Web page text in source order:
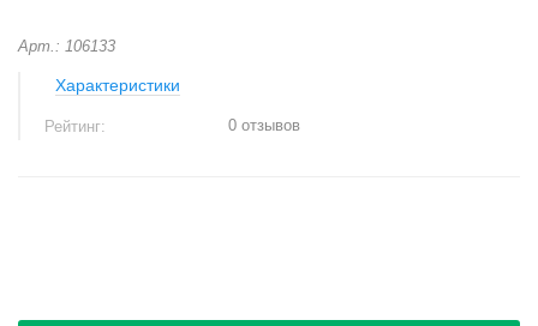
Арт.: 106133
Характеристики
Рейтинг: 0 отзывов